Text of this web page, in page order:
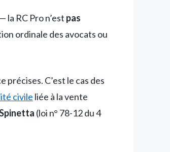
RC Pro n’est pas
ordinale des avocats ou
C’est le cas des
civile liée à la vente
(loi n° 78-12 du 4